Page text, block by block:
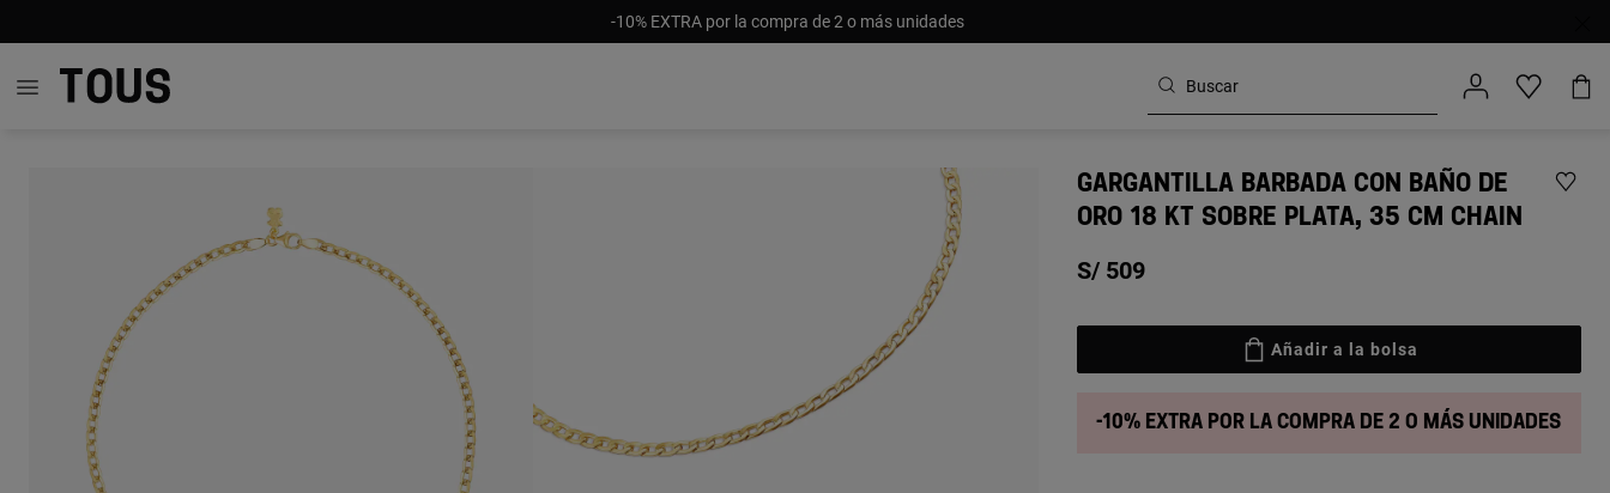
-10% EXTRA por la compra de 2 o más unidades
GARGANTILLA BARBADA CON BAÑO DE
ORO 18 KT SOBRE PLATA, 35 CM CHAIN
S/ 509
Añadir a la bolsa
-10% extra por la compra de 2 o más unidades